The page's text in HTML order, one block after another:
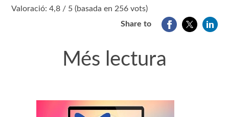
Valoració: 4,8 / 5 (basada en 256 vots)
Share to
Més lectura